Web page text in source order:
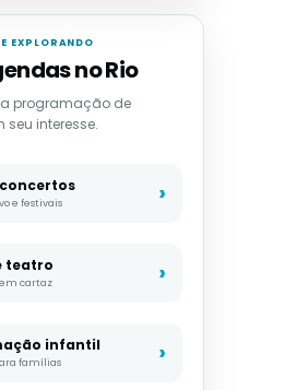
EXPLORANDO
no Rio
programação de
interesse.
concertos
e festivais
teatro
cartaz
infantil
famílias